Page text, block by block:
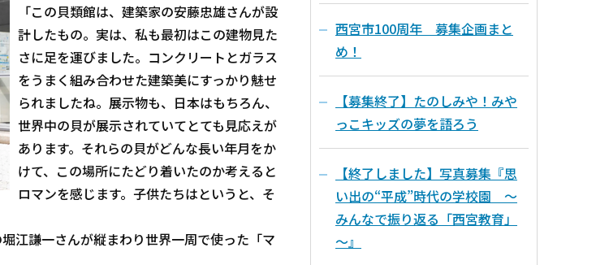
「この貝類館は、建築家の安藤忠雄さんが設
計したもの。実は、私も最初はこの建物見た
さに足を運びました。コンクリートとガラス
をうまく組み合わせた建築美にすっかり魅せ
られましたね。展示物も、日本はもちろん、
世界中の貝が展示されていてとても見応えが
あります。それらの貝がどんな長い年月をか
けて、この場所にたどり着いたのか考えると
ロマンを感じます。子供たちはというと、そ
江謙一さんが縦まわり世界一周で使った「マ
西宮市100周年 募集企画まと
め！
【募集終了】たのしみや！みや
っこキッズの夢を語ろう
【終了しました】写真募集『思
い出の“平成”時代の学校園 ～
みんなで振り返る「西宮教育」
～』